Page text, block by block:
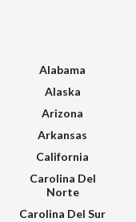
Alabama
Alaska
Arizona
Arkansas
California
Carolina Del
Norte
Carolina Del Sur